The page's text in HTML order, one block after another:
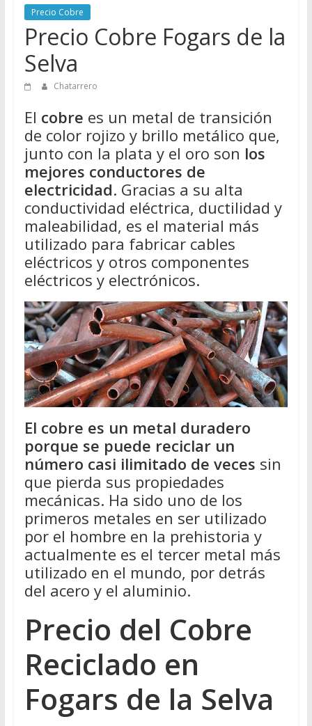
vender
Chatarra
Precio Cobre
Precio Cobre Fogars de la
Selva
Chatarrero
El cobre es un metal de transición
de color rojizo y brillo metálico que,
junto con la plata y el oro son los
mejores conductores de
electricidad. Gracias a su alta
conductividad eléctrica, ductilidad y
maleabilidad, es el material más
utilizado para fabricar cables
eléctricos y otros componentes
eléctricos y electrónicos.
El cobre es un metal duradero
porque se puede reciclar un
número casi ilimitado de veces sin
que pierda sus propiedades
mecánicas. Ha sido uno de los
primeros metales en ser utilizado
por el hombre en la prehistoria y
actualmente es el tercer metal más
utilizado en el mundo, por detrás
del acero y el aluminio.
Precio del Cobre
Reciclado en
Fogars de la Selva